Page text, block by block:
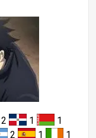
2 1
1
2 1
1